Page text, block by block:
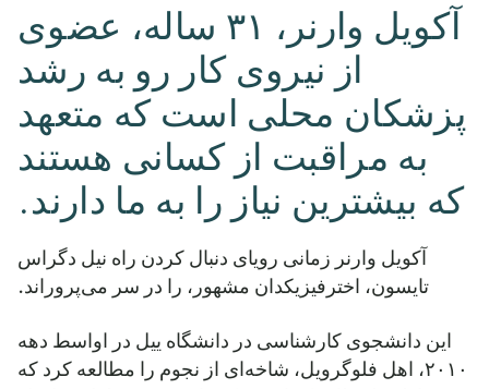
آکویل وارنر، ۳۱ ساله، عضوی
از نیروی کار رو به رشد
پزشکان محلی است که متعهد
به مراقبت از کسانی هستند
که بیشترین نیاز را به ما دارند.
آکویل وارنر زمانی رویای دنبال کردن راه نیل دگراس
تایسون، اخترفیزیکدان مشهور، را در سر می‌پروراند.
این دانشجوی کارشناسی در دانشگاه ییل در اواسط دهه
۲۰۱۰، اهل فلوگرویل، شاخه‌ای از نجوم را مطالعه کرد که